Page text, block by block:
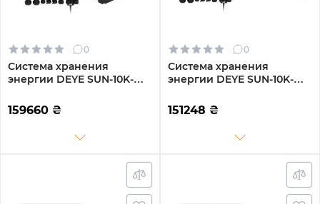
0
Система хранения
энергии DEYE SUN-10K-
W 10kW 9.6kWh 2BAT
LiFePO4 6000 циклов
159660 ₴
0
Система хранения
энергии DEYE SUN-10K-
10kW 9.6kWh 2BAT
LiFePO4 6500 циклов
151248 ₴